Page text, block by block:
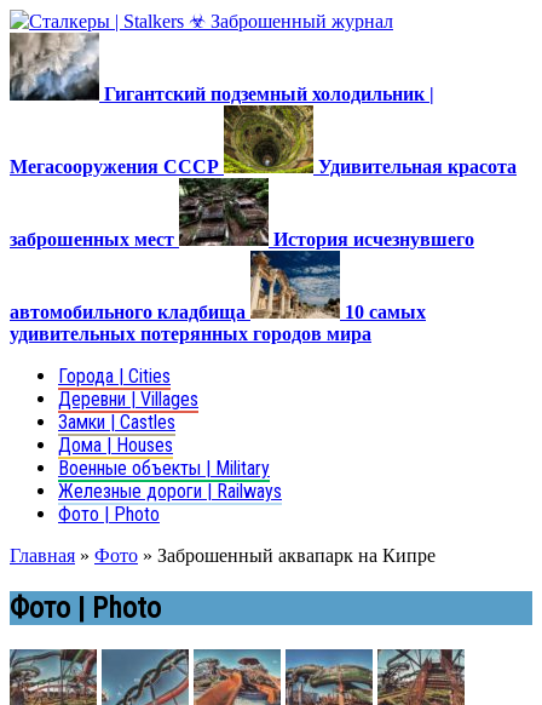
Гигантский подземный холодильник |
Мегасооружения СССР Удивительная красота
заброшенных мест История исчезнувшего
автомобильного кладбища
10 самых
удивительных потерянных городов мира
Города | Cities
Деревни | Villages
Замки | Castles
Дома | Houses
Военные объекты | Military
Железные дороги | Railways
Фото | Photo
Главная » Фото » Заброшенный аквапарк на Кипре
Фото | Photo